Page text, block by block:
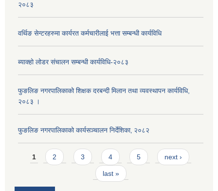
२०८३
वर्थिङ सेन्टरहरुमा कार्यरत कर्मचारीलाई भत्ता सम्बन्धी कार्यविधि
ब्याक्हो लोडर संचालन सम्बन्धी कार्यविधि-२०८३
फुङलिङ नगरपालिकाको शिक्षक दरबन्दी मिलान तथा व्यवस्थापन कार्यविधि,
२०८३ ।
फुङलिङ नगरपालिकाको कार्यसञ्चालन निर्देशिका‚ २०८२
Pages
1 2 3 4 5 next ›
last »